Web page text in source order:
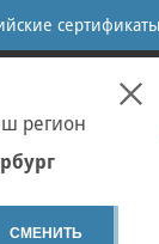
регион
СМЕНИТЬ
-